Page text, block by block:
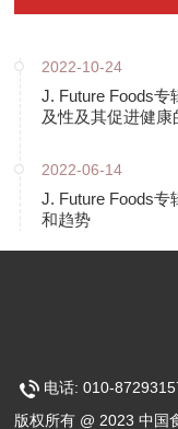
2022-10-24
J. Future Foods
及性及其促进健康
2022-06-14
J. Future Foods
和趋势
电话: 010-
版权所有 @ 2023 中国